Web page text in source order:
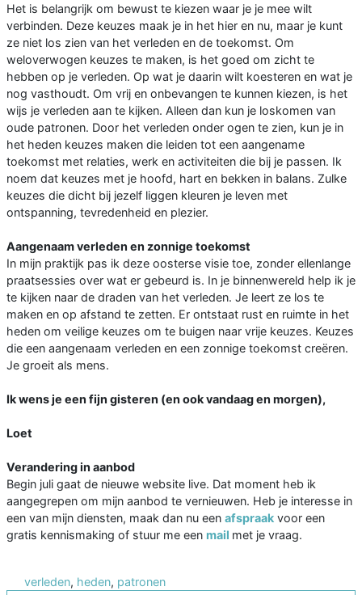
Het is belangrijk om bewust te kiezen waar je je mee wilt
verbinden. Deze keuzes maak je in het hier en nu, maar je kunt
ze niet los zien van het verleden en de toekomst. Om
weloverwogen keuzes te maken, is het goed om zicht te
hebben op je verleden. Op wat je daarin wilt koesteren en wat je
nog vasthoudt. Om vrij en onbevangen te kunnen kiezen, is het
wijs je verleden aan te kijken. Alleen dan kun je loskomen van
oude patronen. Door het verleden onder ogen te zien, kun je in
het heden keuzes maken die leiden tot een aangename
toekomst met relaties, werk en activiteiten die bij je passen. Ik
noem dat keuzes met je hoofd, hart en bekken in balans. Zulke
keuzes die dicht bij jezelf liggen kleuren je leven met
ontspanning, tevredenheid en plezier.
Aangenaam verleden en zonnige toekomst
In mijn praktijk pas ik deze oosterse visie toe, zonder ellenlange
praatsessies over wat er gebeurd is. In je binnenwereld help ik je
te kijken naar de draden van het verleden. Je leert ze los te
maken en op afstand te zetten. Er ontstaat rust en ruimte in het
heden om veilige keuzes om te buigen naar vrije keuzes. Keuzes
die een aangenaam verleden en een zonnige toekomst creëren.
Je groeit als mens.
Ik wens je een fijn gisteren (en ook vandaag en morgen),
Loet
Verandering in aanbod
Begin juli gaat de nieuwe website live. Dat moment heb ik
aangegrepen om mijn aanbod te vernieuwen. Heb je interesse in
een van mijn diensten, maak dan nu een afspraak voor een
gratis kennismaking of stuur me een mail met je vraag.
verleden, heden, patronen